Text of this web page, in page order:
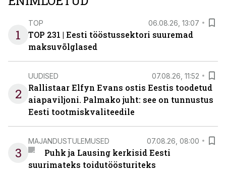
1
TOP 06.08.26, 13:07
TOP 231 | Eesti tööstussektori suuremad
maksuvõlglased
2
UUDISED 07.08.26, 11:52
Rallistaar Elfyn Evans ostis Eestis toodetud
aiapaviljoni. Palmako juht: see on tunnustus
Eesti tootmiskvaliteedile
3
MAJANDUSTULEMUSED 07.08.26, 08:00
Puhk ja Lausing kerkisid Eesti
suurimateks toidutöösturiteks